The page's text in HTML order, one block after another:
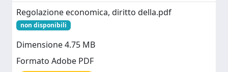
Regolazione economica, diritto della.pdf
non disponibili
Dimensione 4.75 MB
Formato Adobe PDF